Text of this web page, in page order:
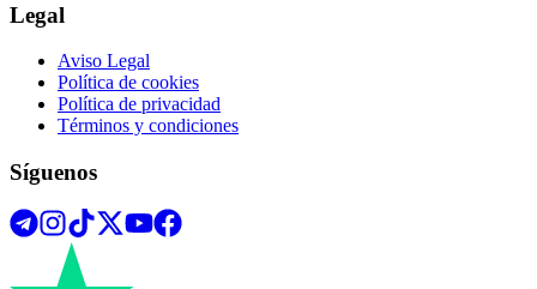
Legal
Aviso Legal
Política de cookies
Política de privacidad
Términos y condiciones
Síguenos